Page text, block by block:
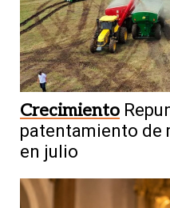
Crecimiento
patentamiento de
en julio